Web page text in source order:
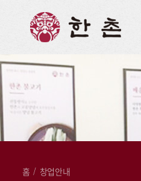
홈 / 창업안내